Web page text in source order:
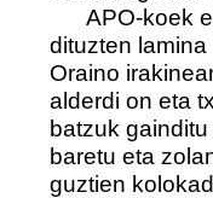
APO-koek
dituzten
Oraino
alderdi on eta
batzuk
baretu eta
guztien